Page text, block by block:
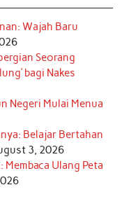
Wajah Baru
Seorang
bagi Nakes
Negeri Mulai Menua
Belajar Bertahan
3, 2026
Membaca Ulang Peta